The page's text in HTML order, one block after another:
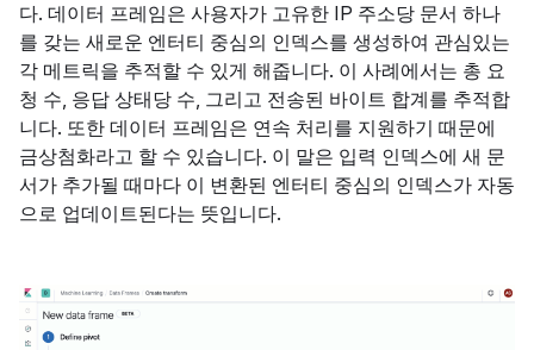
다. 데이터 프레임은 사용자가 고유한 IP 주소당 문서 하나
를 갖는 새로운 엔터티 중심의 인덱스를 생성하여 관심있는
각 메트릭을 추적할 수 있게 해줍니다. 이 사례에서는 총 요
청 수, 응답 상태당 수, 그리고 전송된 바이트 합계를 추적합
니다. 또한 데이터 프레임은 연속 처리를 지원하기 때문에
금상첨화라고 할 수 있습니다. 이 말은 입력 인덱스에 새 문
서가 추가될 때마다 이 변환된 엔터티 중심의 인덱스가 자동
으로 업데이트된다는 뜻입니다.